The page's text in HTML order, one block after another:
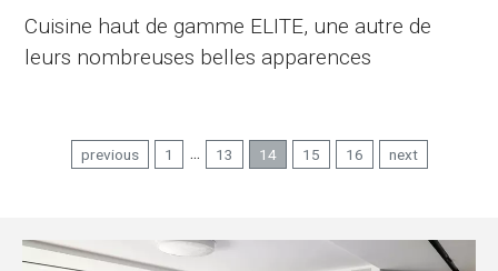
Cuisine haut de gamme ELITE, une autre de
leurs nombreuses belles apparences
previous 1 ... 13 14 15 16 next